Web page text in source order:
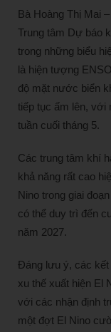
Bà Hoàng Thị Mai
Trung tâm Dự báo
trong những biểu
là hiện tượng
độ mặt nước biển
tiếp tục ấm lên, với
tuần cuối tháng 5.
Các trung tâm khí
khả năng rất cao
Nino trong giai
có thể duy trì đến
năm 2027.
Đáng lưu ý, các kết
xu thế xuất hiện El
với các nhận định
một đợt El Nino